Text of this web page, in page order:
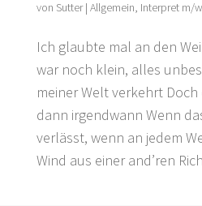
von Sutter| Allgemein, Interpret m/w
Ich glaubte mal an den
war noch klein, alles
meiner Welt verkehrt
dann irgendwann Wenn
verlässt, wenn an jedem
Wind aus einer and’ren